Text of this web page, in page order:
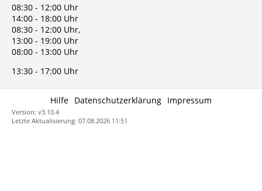
08:30 - 12:00 Uhr
14:00 - 18:00 Uhr
08:30 - 12:00 Uhr,
13:00 - 19:00 Uhr
08:00 - 13:00 Uhr
13:30 - 17:00 Uhr
Hilfe Datenschutzerklärung Impressum
Version: v3.10.4
Letzte Aktualisierung: 07.08.2026 11:51